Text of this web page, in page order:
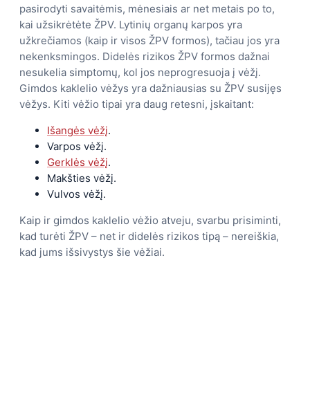
pasirodyti savaitėmis, mėnesiais ar net metais po to,
kai užsikrėtėte ŽPV. Lytinių organų karpos yra
užkrečiamos (kaip ir visos ŽPV formos), tačiau jos yra
nekenksmingos. Didelės rizikos ŽPV formos dažnai
nesukelia simptomų, kol jos neprogresuoja į vėžį.
Gimdos kaklelio vėžys yra dažniausias su ŽPV susijęs
vėžys. Kiti vėžio tipai yra daug retesni, įskaitant:
Išangės vėžį.
Varpos vėžį.
Gerklės vėžį.
Makšties vėžį.
Vulvos vėžį.
Kaip ir gimdos kaklelio vėžio atveju, svarbu prisiminti,
kad turėti ŽPV – net ir didelės rizikos tipą – nereiškia,
kad jums išsivystys šie vėžiai.